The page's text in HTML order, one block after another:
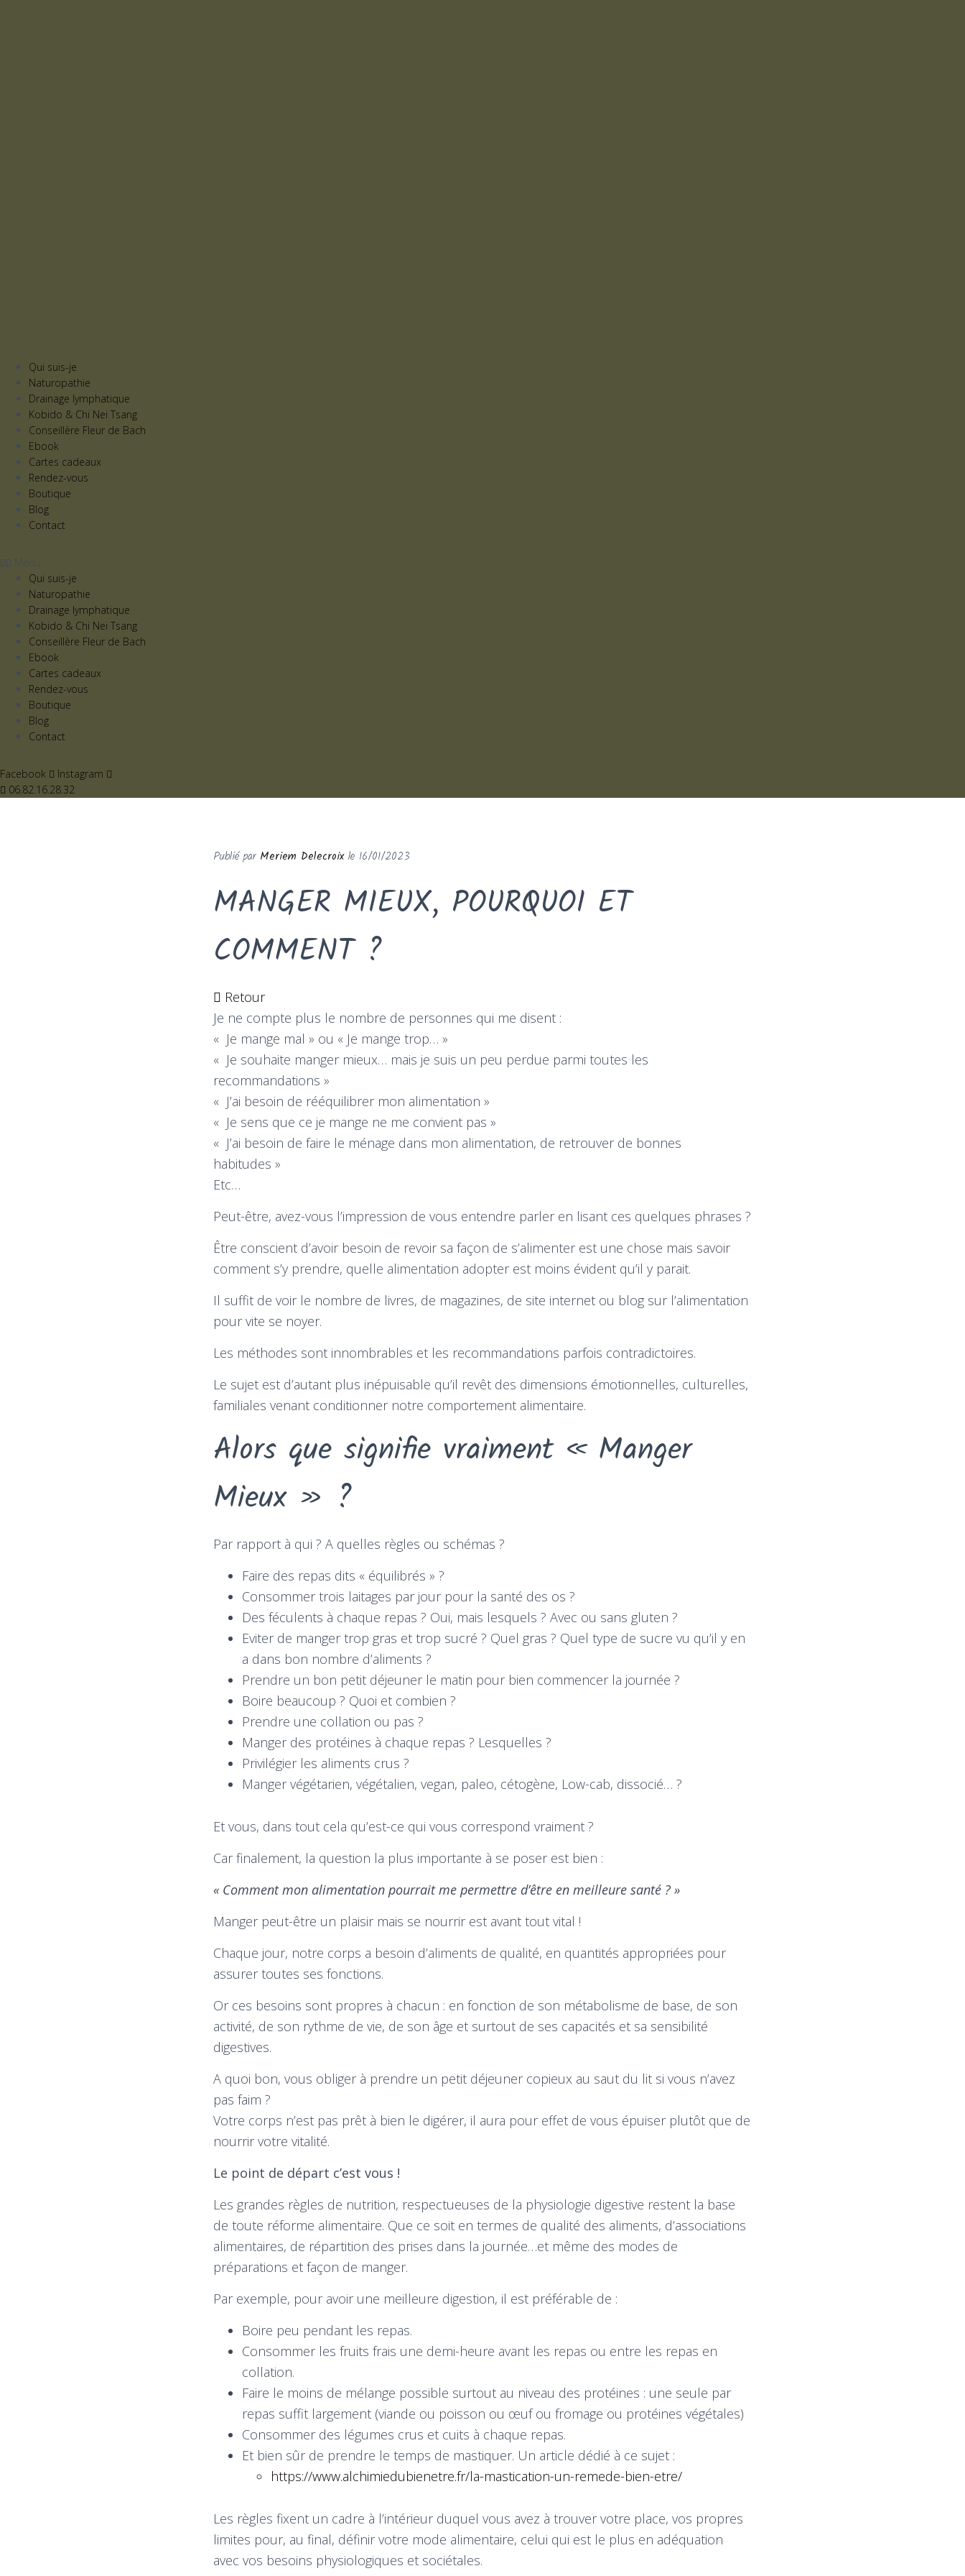
Qui suis-je
Naturopathie
Drainage lymphatique
Kobido & Chi Nei Tsang
Conseillère Fleur de Bach
Ebook
Cartes cadeaux
Rendez-vous
Boutique
Blog
Contact
Menu
Qui suis-je
Naturopathie
Drainage lymphatique
Kobido & Chi Nei Tsang
Conseillère Fleur de Bach
Ebook
Cartes cadeaux
Rendez-vous
Boutique
Blog
Contact
Facebook
Instagram
06.82.16.28.32
Publié par le 16/01/2023
MANGER MIEUX, POURQUOI ET
COMMENT ?
Retour
Je ne compte plus le nombre de personnes qui me disent :
« Je mange mal » ou « Je mange trop… »
« Je souhaite manger mieux… mais je suis un peu perdue parmi toutes les
recommandations »
« J’ai besoin de rééquilibrer mon alimentation »
« Je sens que ce je mange ne me convient pas »
« J’ai besoin de faire le ménage dans mon alimentation, de retrouver de bonnes
habitudes »
Etc…
Peut-être, avez-vous l’impression de vous entendre parler en lisant ces quelques phrases ?
Être conscient d’avoir besoin de revoir sa façon de s’alimenter est une chose mais savoir
comment s’y prendre, quelle alimentation adopter est moins évident qu’il y parait.
Il suffit de voir le nombre de livres, de magazines, de site internet ou blog sur l’alimentation
pour vite se noyer.
Les méthodes sont innombrables et les recommandations parfois contradictoires.
Le sujet est d’autant plus inépuisable qu’il revêt des dimensions émotionnelles, culturelles,
familiales venant conditionner notre comportement alimentaire.
Alors que signifie vraiment « Manger
Mieux » ?
Par rapport à qui ? A quelles règles ou schémas ?
Faire des repas dits « équilibrés » ?
Consommer trois laitages par jour pour la santé des os ?
Des féculents à chaque repas ? Oui, mais lesquels ? Avec ou sans gluten ?
Eviter de manger trop gras et trop sucré ? Quel gras ? Quel type de sucre vu qu’il y en
a dans bon nombre d’aliments ?
Prendre un bon petit déjeuner le matin pour bien commencer la journée ?
Boire beaucoup ? Quoi et combien ?
Prendre une collation ou pas ?
Manger des protéines à chaque repas ? Lesquelles ?
Privilégier les aliments crus ?
Manger végétarien, végétalien, vegan, paleo, cétogène, Low-cab, dissocié… ?
Et vous, dans tout cela qu’est-ce qui vous correspond vraiment ?
Car finalement, la question la plus importante à se poser est bien :
« Comment mon alimentation pourrait me permettre d’être en meilleure santé ? »
Manger peut-être un plaisir mais se nourrir est avant tout vital !
Chaque jour, notre corps a besoin d’aliments de qualité, en quantités appropriées pour
assurer toutes ses fonctions.
Or ces besoins sont propres à chacun : en fonction de son métabolisme de base, de son
activité, de son rythme de vie, de son âge et surtout de ses capacités et sa sensibilité
digestives.
A quoi bon, vous obliger à prendre un petit déjeuner copieux au saut du lit si vous n’avez
pas faim ?
Votre corps n’est pas prêt à bien le digérer, il aura pour effet de vous épuiser plutôt que de
nourrir votre vitalité.
Le point de départ c’est vous !
Les grandes règles de nutrition, respectueuses de la physiologie digestive restent la base
de toute réforme alimentaire. Que ce soit en termes de qualité des aliments, d’associations
alimentaires, de répartition des prises dans la journée…et même des modes de
préparations et façon de manger.
Par exemple, pour avoir une meilleure digestion, il est préférable de :
Boire peu pendant les repas.
Consommer les fruits frais une demi-heure avant les repas ou entre les repas en
collation.
Faire le moins de mélange possible surtout au niveau des protéines : une seule par
repas suffit largement (viande ou poisson ou œuf ou fromage ou protéines végétales)
Consommer des légumes crus et cuits à chaque repas.
Et bien sûr de prendre le temps de mastiquer. Un article dédié à ce sujet :
https://www.alchimiedubienetre.fr/la-mastication-un-remede-bien-etre/
Les règles fixent un cadre à l’intérieur duquel vous avez à trouver votre place, vos propres
limites pour, au final, définir votre mode alimentaire, celui qui est le plus en adéquation
avec vos besoins physiologiques et sociétales.